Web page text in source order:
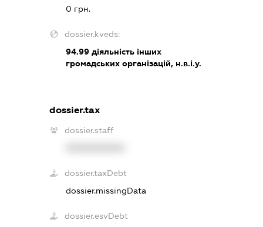
0 грн.
dossier.kveds:
94.99 діяльність інших
громадських організацій, н.в.і.у.
dossier.tax
dossier.staff
dossier.taxDebt
dossier.missingData
dossier.esvDebt